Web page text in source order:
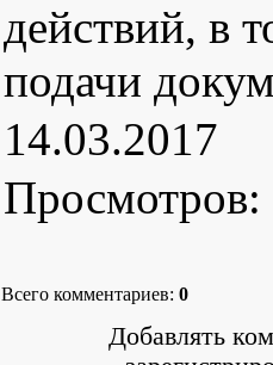
действий, в
подачи
14.03.2017
Просмотров:
Всего комментариев: 0
Добавлять